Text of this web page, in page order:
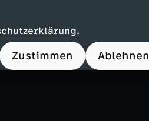
Zustimmen Ablehnen